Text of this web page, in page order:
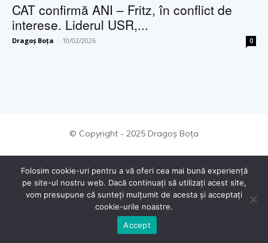
CAT confirmă ANI – Fritz, în conflict de
interese. Liderul USR,...
Dragoș Boța - 10/02/2026 0
© Copyright - 2025 Dragoș Boța
Folosim cookie-uri pentru a vă oferi cea mai bună experiență
pe site-ul nostru web. Dacă continuați să utilizați acest site,
vom presupune că sunteți mulțumit de acesta și acceptați
cookie-urile noastre.
Accept